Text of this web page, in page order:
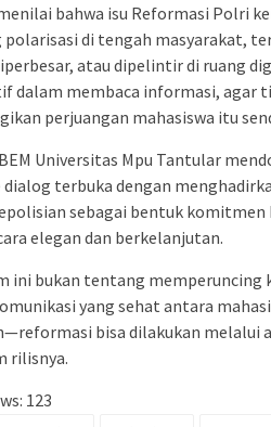
bahwa isu Reformasi Polri
di tengah masyarakat,
atau dipelintir di ruang
dalam membaca informasi, agar
perjuangan mahasiswa itu
Universitas Mpu Tantular
dialog terbuka dengan
sebagai bentuk
elegan dan berkelanjutan.
ini bukan tentang
yang sehat antara
bisa dilakukan melalui
rilisnya.
123